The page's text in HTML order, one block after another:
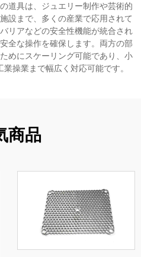
道具は、ジュエリー制作や芸術的
設まで、多くの産業で応用されて
リアなどの安全性機能が統合され
全な操作を確保します。両方の部
めにスケーリング可能であり、小
操業まで幅広く対応可能です。
商品